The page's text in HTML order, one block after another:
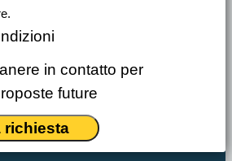
in contatto per
future
richiesta